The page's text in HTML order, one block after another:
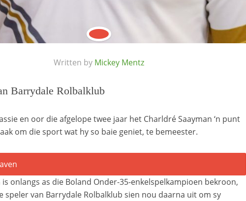
Written by Mickey Mentz
Barrydale Rolbalklub
en oor die afgelope twee jaar het Charldré Saayman ‘n punt
om die sport wat hy so baie geniet, te bemeester.
onlangs as die Boland Onder-35-enkelspelkampioen bekroon,
speler van Barrydale Rolbalklub sien nou daarna uit om sy